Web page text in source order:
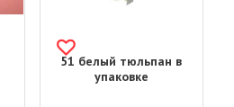
51 белый тюльпан в
упаковке